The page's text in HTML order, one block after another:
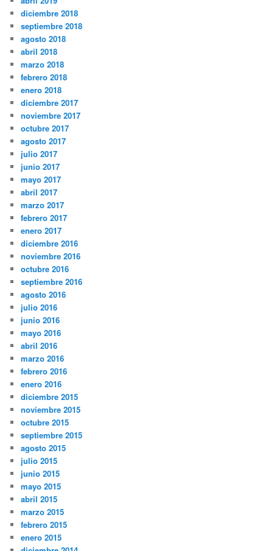
diciembre 2018
septiembre 2018
agosto 2018
abril 2018
marzo 2018
febrero 2018
enero 2018
diciembre 2017
noviembre 2017
octubre 2017
agosto 2017
julio 2017
junio 2017
mayo 2017
abril 2017
marzo 2017
febrero 2017
enero 2017
diciembre 2016
noviembre 2016
octubre 2016
septiembre 2016
agosto 2016
julio 2016
junio 2016
mayo 2016
abril 2016
marzo 2016
febrero 2016
enero 2016
diciembre 2015
noviembre 2015
octubre 2015
septiembre 2015
agosto 2015
julio 2015
junio 2015
mayo 2015
abril 2015
marzo 2015
febrero 2015
enero 2015